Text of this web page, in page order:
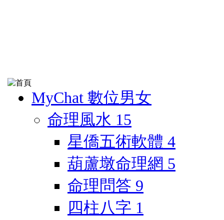
MyChat 數位男女
命理風水 15
星僑五術軟體 4
葫蘆墩命理網 5
命理問答 9
四柱八字 1